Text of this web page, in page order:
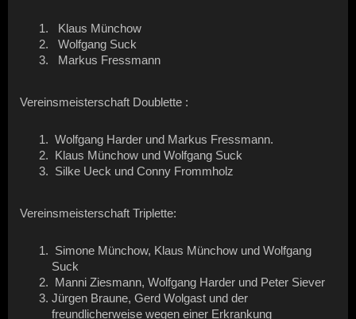
Klaus Münchow
Wolfgang Suck
Markus Fressmann
Vereinsmeisterschaft Doublette :
Wolfgang Harder und Markus Fressmann.
Klaus Münchow und Wolfgang Suck
Silke Ueck und Conny Frommholz
Vereinsmeisterschaft Triplette:
Simone Münchow, Klaus Münchow und Wolfgang
Suck
Manni Ziesmann, Wolfgang Harder und Peter Siever
Jürgen Braune, Gerd Wolgast und der
freundlicherweise wegen einer Erkrankung